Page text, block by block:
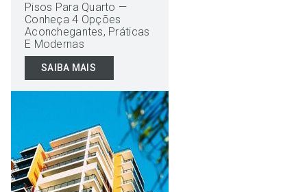
Pisos Para Quarto —
Conheça 4 Opções
Aconchegantes, Práticas
E Modernas
SAIBA MAIS